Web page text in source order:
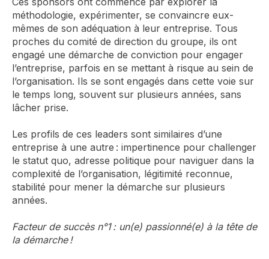
méthodologie, expérimenter, se convaincre eux-
mêmes de son adéquation à leur entreprise. Tous
proches du comité de direction du groupe, ils ont
engagé une démarche de conviction pour engager
l’entreprise, parfois en se mettant à risque au sein de
l’organisation. Ils se sont engagés dans cette voie sur
le temps long, souvent sur plusieurs années, sans
lâcher prise.
Les profils de ces leaders sont similaires d’une
entreprise à une autre : impertinence pour challenger
le statut quo, adresse politique pour naviguer dans la
complexité de l’organisation, légitimité reconnue,
stabilité pour mener la démarche sur plusieurs
années.
Facteur de succès n°1 : un(e) passionné(e) à la tête de
la démarche !